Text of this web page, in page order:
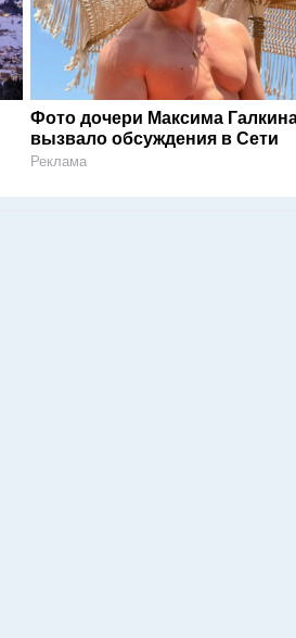
Фото дочери Максима
вызвало обсуждения в Сети
Реклама